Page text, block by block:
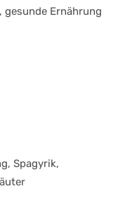
Ernährung
Spagyrik,